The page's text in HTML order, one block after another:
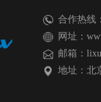
合作热线
网址：
邮箱：
地址：北